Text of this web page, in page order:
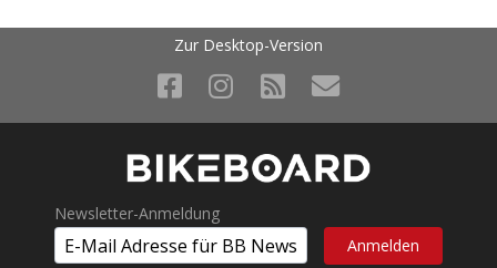
Zur Desktop-Version
Newsletter-Anmeldung